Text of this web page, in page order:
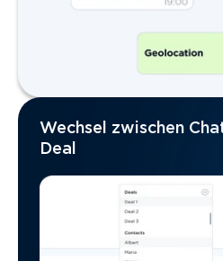
Wechsel zwischen
Deal